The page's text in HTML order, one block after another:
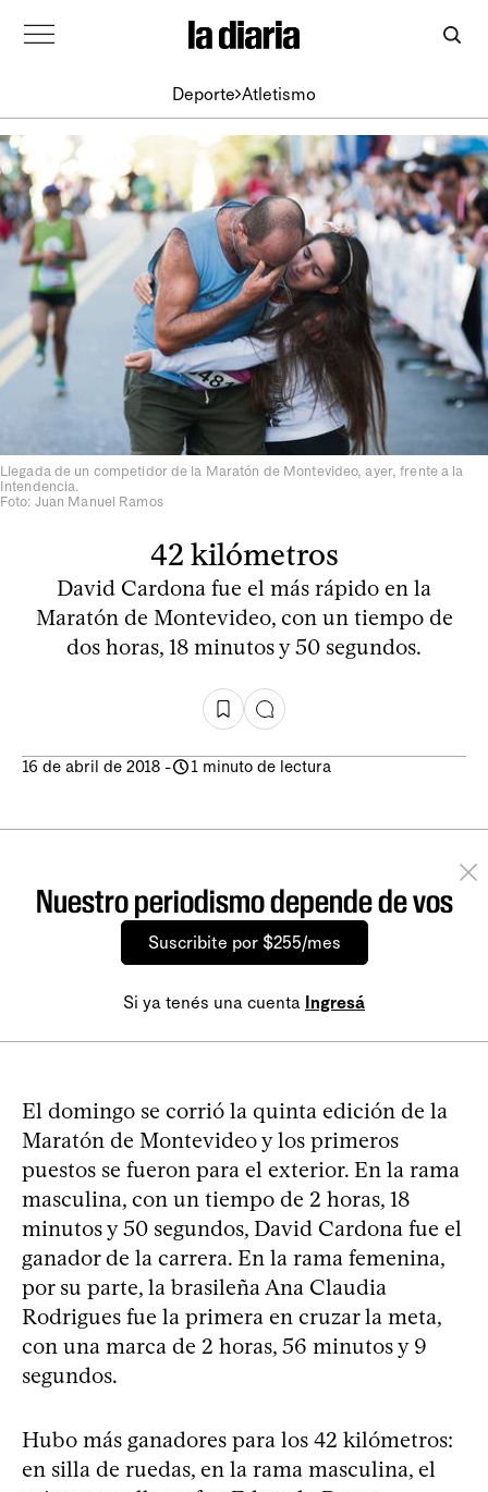
Deporte Atletismo
Llegada de un competidor de la Maratón de Montevideo, ayer, frente a la
Intendencia.
Foto: Juan Manuel Ramos
42 kilómetros
David Cardona fue el más rápido en la
Maratón de Montevideo, con un tiempo de
dos horas, 18 minutos y 50 segundos.
16 de abril de 2018 - 1 minuto de lectura
Nuestro periodismo depende de vos
Suscribite por $255/mes
Si ya tenés una cuenta Ingresá
El domingo se corrió la quinta edición de la
Maratón de Montevideo y los primeros
puestos se fueron para el exterior. En la rama
masculina, con un tiempo de 2 horas, 18
minutos y 50 segundos, David Cardona fue el
ganador de la carrera. En la rama femenina,
por su parte, la brasileña Ana Claudia
Rodrigues fue la primera en cruzar la meta,
con una marca de 2 horas, 56 minutos y 9
segundos.
Hubo más ganadores para los 42 kilómetros:
en silla de ruedas, en la rama masculina, el